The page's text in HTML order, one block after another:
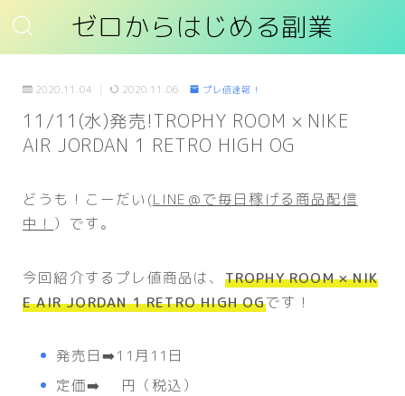
ゼロからはじめる副業
2020.11.04 2020.11.06 プレ値速報！
11/11(水)発売!TROPHY ROOM × NIKE
AIR JORDAN 1 RETRO HIGH OG
どうも！こーだい(LINE＠で毎日稼げる商品配信
中！ ）です。
今回紹介するプレ値商品は、 TROPHY ROOM × NIK
E AIR JORDAN 1 RETRO HIGH OGです！
発売日➡️11月11日
定価➡️ 円（税込）